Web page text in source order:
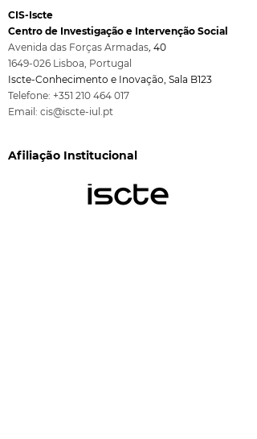
CIS-Iscte
Centro de Investigação e Intervenção Social
Avenida das Forças Armadas, 40
1649-026 Lisboa, Portugal
Iscte-Conhecimento e Inovação, Sala B123
Telefone: +351 210 464 017
Email: cis@iscte-iul.pt
Afiliação Institucional